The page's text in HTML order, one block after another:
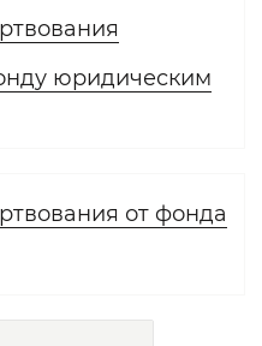
юридическим
от фонда